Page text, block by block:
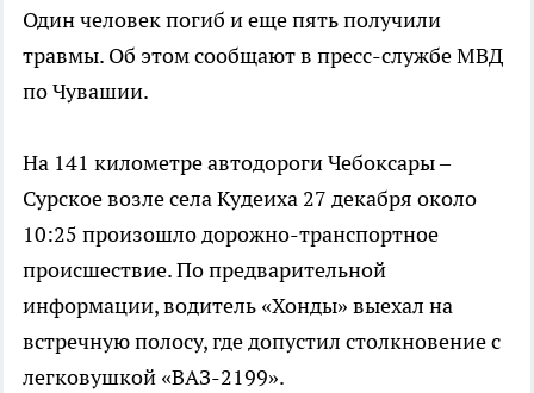
Один человек погиб и еще пять получили
травмы. Об этом сообщают в пресс-службе МВД
по Чувашии.
На 141 километре автодороги Чебоксары –
Сурское возле села Кудеиха 27 декабря около
10:25 произошло дорожно-транспортное
происшествие. По предварительной
информации, водитель «Хонды» выехал на
встречную полосу, где допустил столкновение с
легковушкой «ВАЗ-2199».